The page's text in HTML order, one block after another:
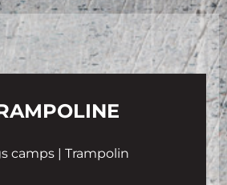
camps | Trampolin